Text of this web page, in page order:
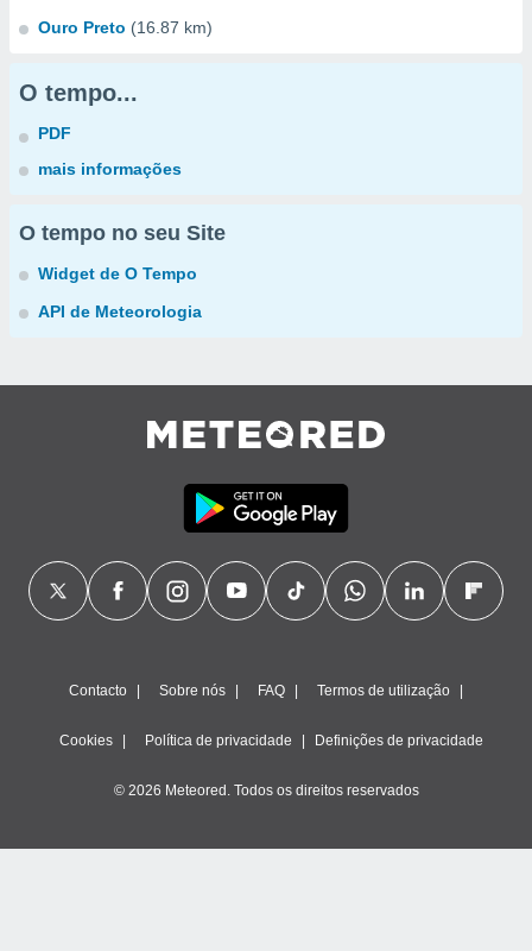
Ouro Preto (16.87 km)
O tempo...
PDF
mais informações
O tempo no seu Site
Widget de O Tempo
API de Meteorologia
Contacto Sobre nós FAQ Termos de utilização
Cookies Política de privacidade Definições de privacidade
© 2026 Meteored. Todos os direitos reservados